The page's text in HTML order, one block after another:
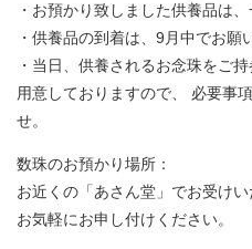
・お預かり致しました供養品は
・供養品の到着は、9月中でお願
・当日、供養されるお念珠をご
用意しておりますので、 必要事
せ。
数珠のお預かり場所：
お近くの「あさん堂」でお受けい
お気軽にお申し付けください。